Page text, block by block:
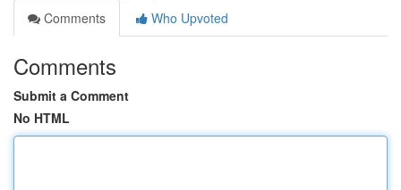
Comments
Who Upvoted
Comments
Submit a Comment
No HTML